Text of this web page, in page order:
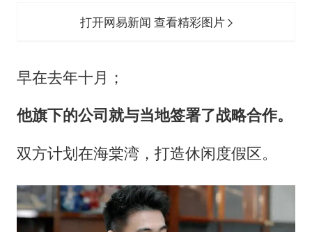
打开网易新闻 查看精彩图片
早在去年十月；
他旗下的公司就与当地签署了战略合作。
双方计划在海棠湾，打造休闲度假区。